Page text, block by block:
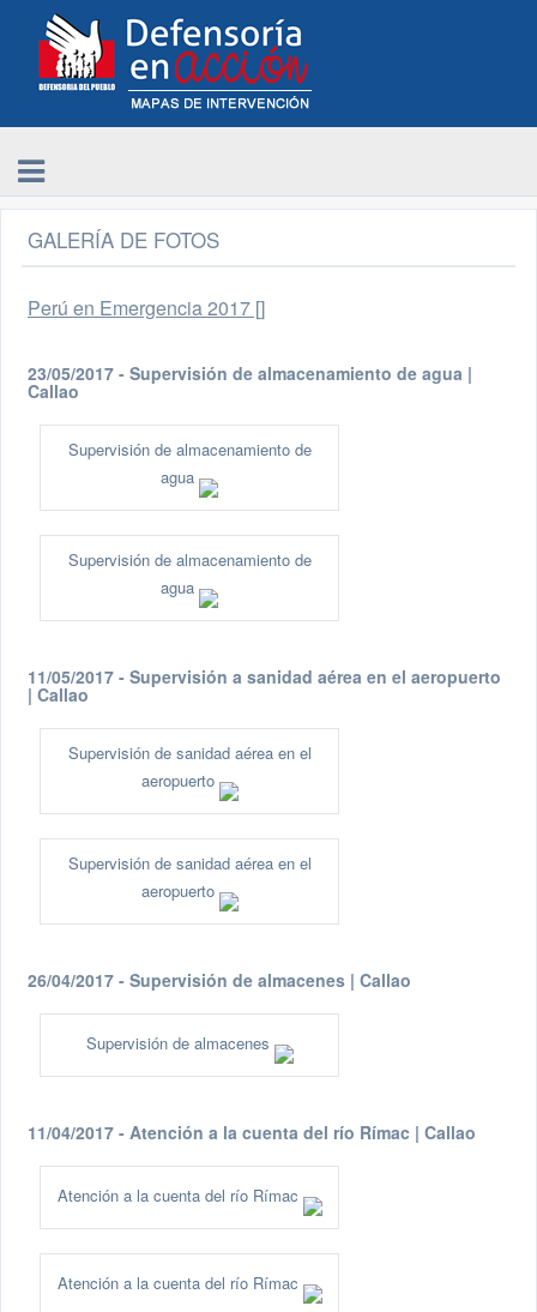
GALERÍA DE FOTOS
Perú en Emergencia 2017 []
23/05/2017 - Supervisión de almacenamiento de agua |
Callao
Supervisión de almacenamiento de
agua
Supervisión de almacenamiento de
agua
11/05/2017 - Supervisión a sanidad aérea en el aeropuerto
| Callao
Supervisión de sanidad aérea en el
aeropuerto
Supervisión de sanidad aérea en el
aeropuerto
26/04/2017 - Supervisión de almacenes | Callao
Supervisión de almacenes
11/04/2017 - Atención a la cuenta del río Rímac | Callao
Atención a la cuenta del río Rímac
Atención a la cuenta del río Rímac